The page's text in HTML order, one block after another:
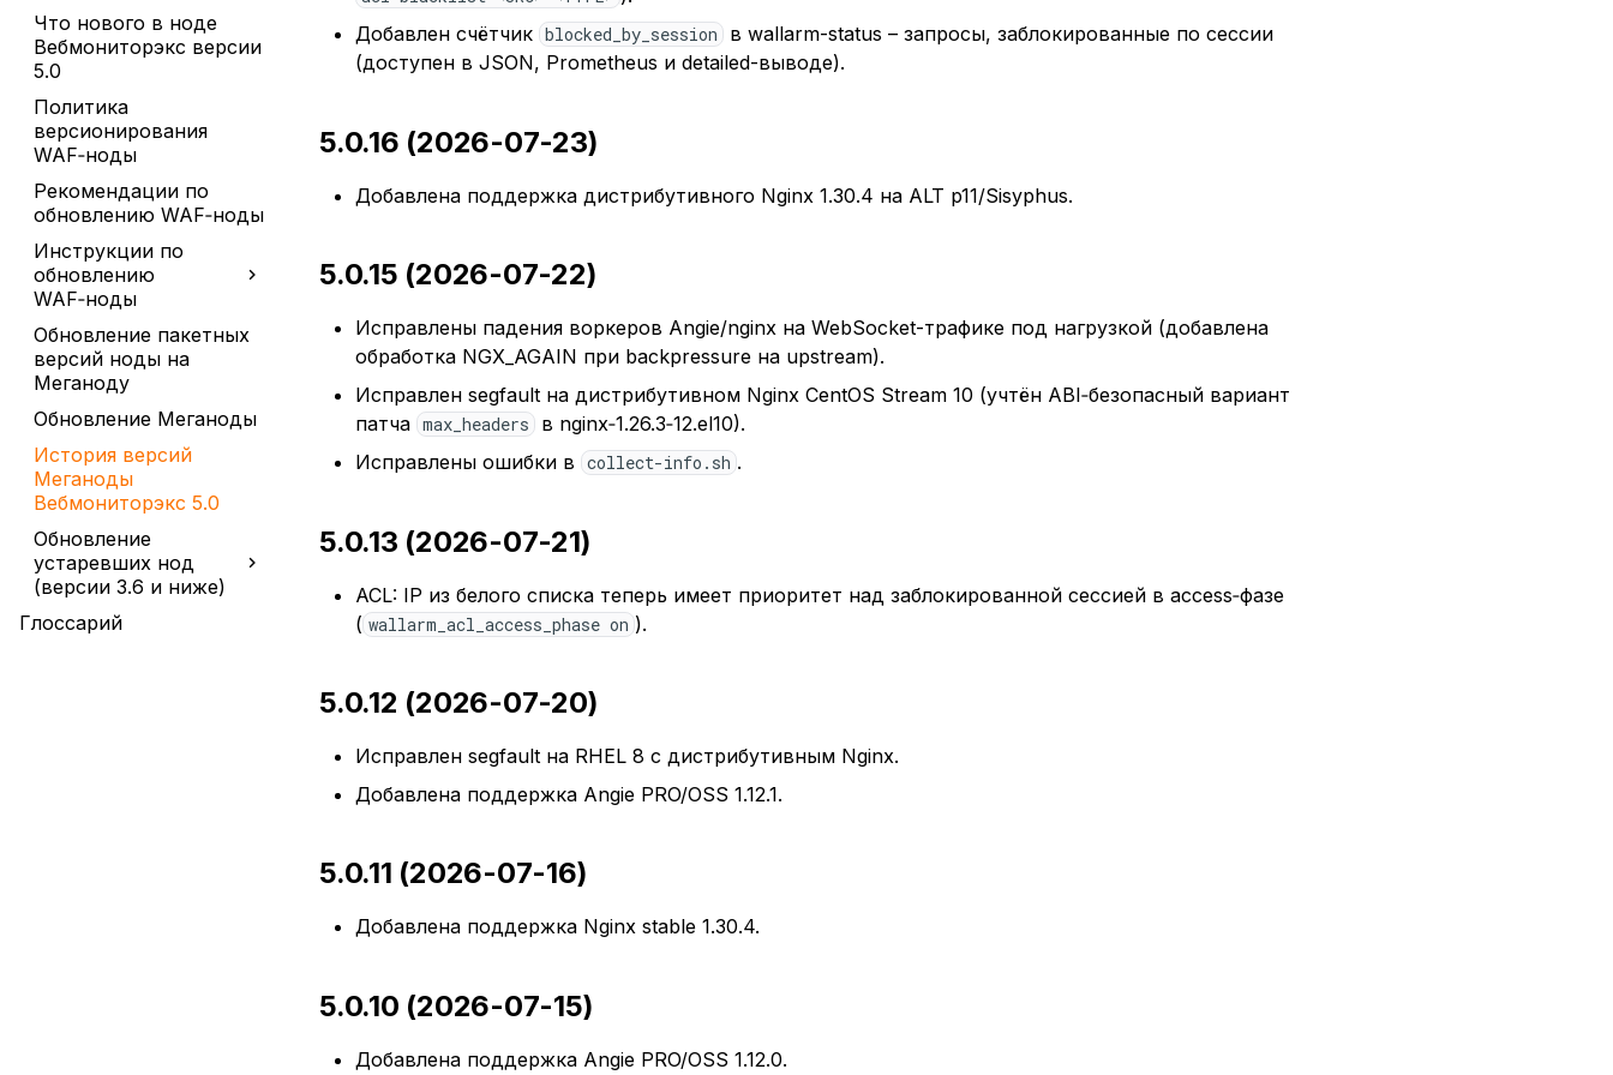
Что нового в ноде
Вебмониторэкс версии
5.0
Политика
версионирования
WAF‑ноды
Рекомендации по
обновлению WAF‑ноды
Инструкции по
обновлению
WAF‑ноды
Обновление пакетных
версий ноды на
Меганоду
Обновление Меганоды
История версий
Меганоды
Вебмониторэкс 5.0
Обновление
устаревших нод
(версии 3.6 и ниже)
Глоссарий
Добавлен счётчик blocked_by_session
в wallarm-status – запросы, заблокированные по сессии
(доступен в JSON, Prometheus и detailed-выводе).
5.0.16 (2026-07-23)
Добавлена поддержка дистрибутивного Nginx 1.30.4 на ALT p11/Sisyphus.
5.0.15 (2026-07-22)
Исправлены падения воркеров Angie/nginx на WebSocket-трафике под нагрузкой (добавлена
обработка NGX_AGAIN при backpressure на upstream).
Исправлен segfault на дистрибутивном Nginx CentOS Stream 10 (учтён ABI‑безопасный вариант
патча max_headers
в nginx‑1.26.3‑12.el10).
Исправлены ошибки в collect-info.sh .
5.0.13 (2026-07-21)
ACL: IP из белого списка теперь имеет приоритет над заблокированной сессией в access‑фазе
( wallarm_acl_access_phase on ).
5.0.12 (2026-07-20)
Исправлен segfault на RHEL 8 с дистрибутивным Nginx.
Добавлена поддержка Angie PRO/OSS 1.12.1.
5.0.11 (2026-07-16)
Добавлена поддержка Nginx stable 1.30.4.
5.0.10 (2026-07-15)
Добавлена поддержка Angie PRO/OSS 1.12.0.